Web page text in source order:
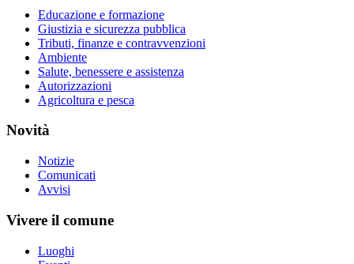
Educazione e formazione
Giustizia e sicurezza pubblica
Tributi, finanze e contravvenzioni
Ambiente
Salute, benessere e assistenza
Autorizzazioni
Agricoltura e pesca
Novità
Notizie
Comunicati
Avvisi
Vivere il comune
Luoghi